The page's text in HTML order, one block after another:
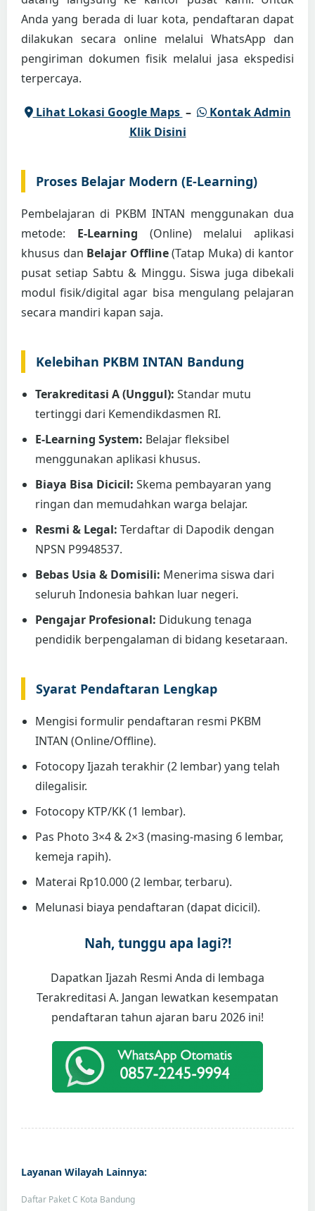
Anda yang berada di luar kota, pendaftaran dapat
dilakukan secara online melalui WhatsApp dan
pengiriman dokumen fisik melalui jasa ekspedisi
terpercaya.
Lihat Lokasi Google Maps –
Kontak Admin
Klik Disini
Proses Belajar Modern (E-Learning)
Pembelajaran di PKBM INTAN menggunakan dua
metode: E-Learning (Online) melalui aplikasi
khusus dan Belajar Offline(Tatap Muka) di kantor
pusat setiap Sabtu & Minggu. Siswa juga dibekali
modul fisik/digital agar bisa mengulang pelajaran
secara mandiri kapan saja.
Kelebihan PKBM INTAN Bandung
Terakreditasi A (Unggul): Standar mutu
tertinggi dari Kemendikdasmen RI.
E-Learning System: Belajar fleksibel
menggunakan aplikasi khusus.
Biaya Bisa Dicicil: Skema pembayaran yang
ringan dan memudahkan warga belajar.
Resmi & Legal: Terdaftar di Dapodik dengan
NPSN P9948537.
Bebas Usia & Domisili: Menerima siswa dari
seluruh Indonesia bahkan luar negeri.
Pengajar Profesional: Didukung tenaga
pendidik berpengalaman di bidang kesetaraan.
Syarat Pendaftaran Lengkap
Mengisi formulir pendaftaran resmi PKBM
INTAN (Online/Offline).
Fotocopy Ijazah terakhir (2 lembar) yang telah
dilegalisir.
Fotocopy KTP/KK (1 lembar).
Pas Photo 3×4 & 2×3 (masing-masing 6 lembar,
kemeja rapih).
Materai Rp10.000 (2 lembar, terbaru).
Melunasi biaya pendaftaran (dapat dicicil).
Nah, tunggu apa lagi?!
Dapatkan Ijazah Resmi Anda di lembaga
Terakreditasi A. Jangan lewatkan kesempatan
pendaftaran tahun ajaran baru 2026 ini!
Layanan Wilayah Lainnya:
Daftar Paket C Kota Bandung